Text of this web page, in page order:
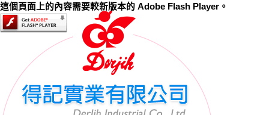
這個頁面上的內容需要較新版本的 Adobe Flash Player。